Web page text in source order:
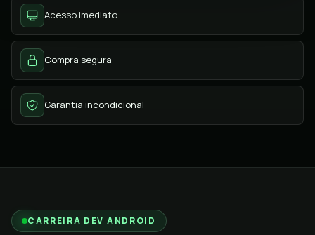
Acesso imediato
Compra segura
Garantia incondicional
CARREIRA DEV ANDROID